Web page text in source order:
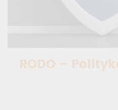
RODO –